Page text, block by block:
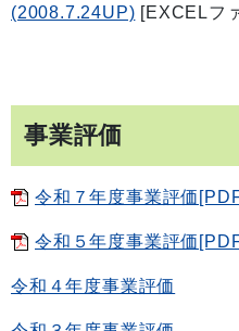
(2008.7.24UP) [EXCELフ
事業評価
令和７年度事業評価
令和５年度事業評価
令和４年度事業評価